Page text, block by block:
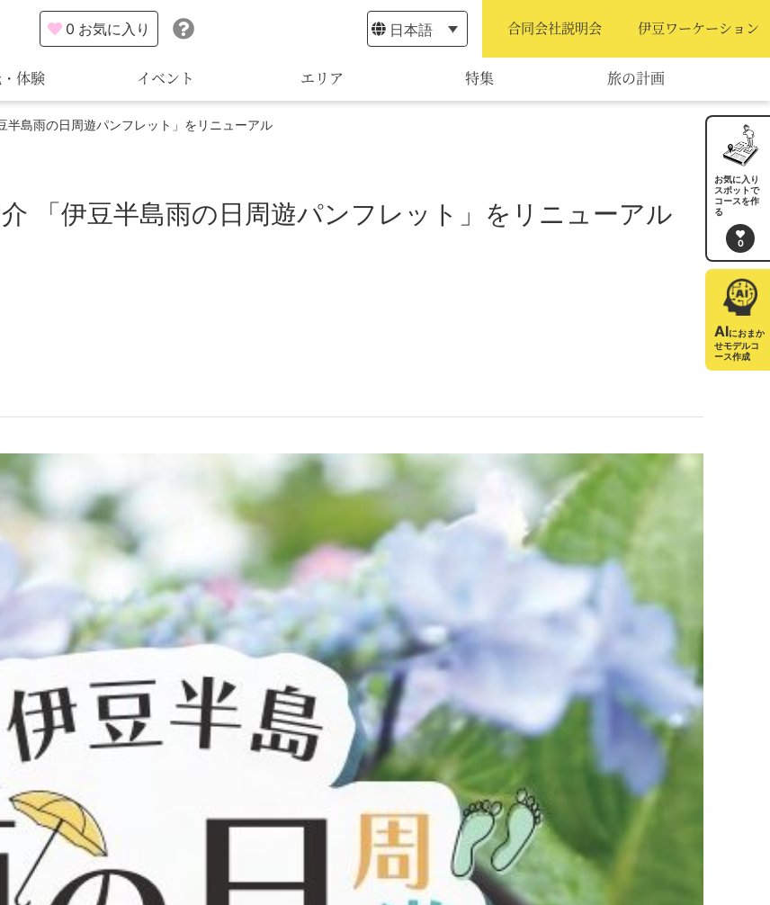
体験 イベント エリア 特集 旅の計画
旅程作成
AIルートプランナー
日本語 合同会社説明会 伊豆ワーケーション
0 お気に入り
半島雨の日周遊パンフレット」をリニューアル
「伊豆半島雨の日周遊パンフレット」をリニューアル
お気に入り
スポットで
コースを作
る
0
AIにおまか
せモデルコ
ース作成